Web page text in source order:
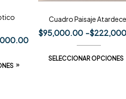
Cuadro Paisaje
$95,000.00 -$
SELECCIONAR OPCIONES